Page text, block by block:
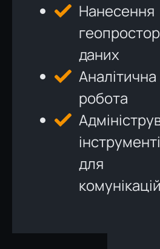
Нанесення
даних
Аналітична
робота
для
комунікацій